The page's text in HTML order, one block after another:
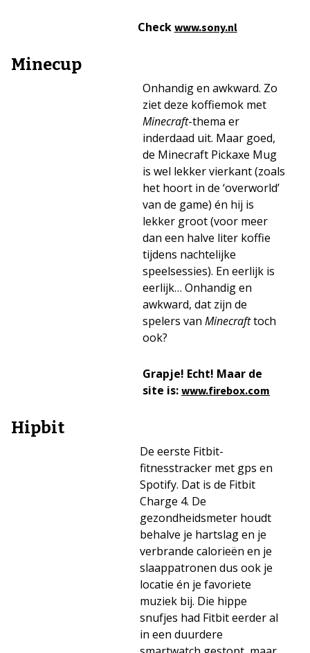
Check www.sony.nl
Minecup
Onhandig en awkward. Zo
ziet deze koffiemok met
Minecraft-thema er
inderdaad uit. Maar goed,
de Minecraft Pickaxe Mug
is wel lekker vierkant (zoals
het hoort in de ‘overworld’
van de game) én hij is
lekker groot (voor meer
dan een halve liter koffie
tijdens nachtelijke
speelsessies). En eerlijk is
eerlijk… Onhandig en
awkward, dat zijn de
spelers vanMinecrafttoch
ook?
Grapje! Echt! Maar de
site is:www.firebox.com
Hipbit
De eerste Fitbit-
fitnesstracker met gps en
Spotify. Dat is de Fitbit
Charge 4. De
gezondheidsmeter houdt
behalve je hartslag en je
verbrande calorieën en je
slaappatronen dus ook je
locatie én je favoriete
muziek bij. Die hippe
snufjes had Fitbit eerder al
in een duurdere